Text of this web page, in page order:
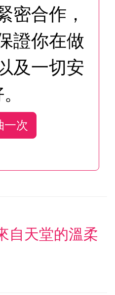
密合作，
證你在做
及一切安
一次
自天堂的溫柔